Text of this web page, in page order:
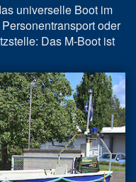
universelle Boot im
oder
Das M-Boot ist